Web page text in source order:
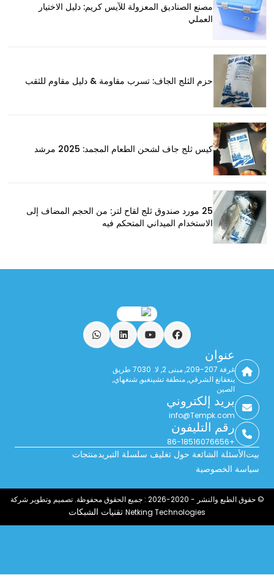
مصنع الصناديق المعزولة للآيس كريم: دليل الاختيار
العملي
حزم الثلج الجاف: تسرب مقاومة & دليل مقاوم للثقب
كيس ثلج جاف لشحن الطعام المجمد: 2025 مرشد
25 مورد صندوق ثلج لقاح لتر: من الحجم المضاف إلى
الاستخدام الميداني المتحكم فيه
فيسبوكيوتيوب ينكدين واتساب
عنوان
غرفة 207-209, مبنى 2, لا. 7030 طريق
ينغقانغ الشرقي, منطقة تشينغبو, شنغهاي,
الصين
بريد إلكتروني
info@Tempk.com
رقم التليفون
+86-18516076656
بيتالأسئلة الشائعة حول تغليف سلسلة التبريدمنتجات
سياسة الخصوصية
© حقوق الطبع والنشر - 2020-2026 : جميع الحقوق محفوظة. تصميم وتطوير شركة
Netking Technologies تقنيات الشبكات